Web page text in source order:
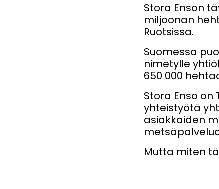
Stora Enson
miljoonan
Ruotsissa.
Suomessa
nimetylle
650 000
Stora Enso
yhteistyötä
asiakkaiden
Mutta miten